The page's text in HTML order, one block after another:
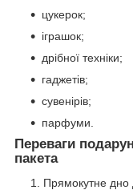
цукерок;
іграшок;
дрібної техніки;
гаджетів;
сувенірів;
парфуми.
Переваги
пакета
Прямокутне дно